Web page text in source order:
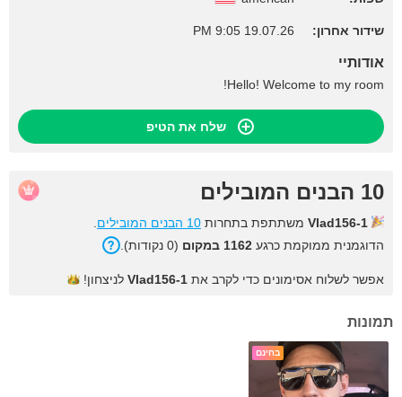
שידור אחרון: 19.07.26 9:05 PM
אודותיי
Hello! Welcome to my room!
שלח את הטיפ
10 הבנים המובילים
Vlad156-1 משתתפת בתחרות 10 הבנים המובילים
הדוגמנית ממוקמת כרגע 1162 במקום (0 נקודות).
אפשר לשלוח אסימונים כדי לקרב את Vlad156-1 לניצחון!
תמונות
בחינם